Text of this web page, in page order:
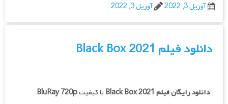
آوریل 3, 2022
آوریل 3, 2022
دانلود فیلم Black Box 2021
دانلود رایگان فیلم Black Box 2021 با کیفیتBluRay 720p